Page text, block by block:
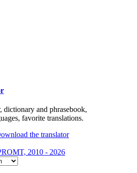
dictionary and phrasebook,
favorite translations.
2010 - 2026